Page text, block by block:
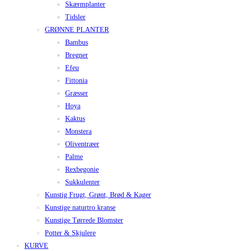
Skærmplanter
Tidsler
GRØNNE PLANTER
Bambus
Bregner
Efeu
Fittonia
Græsser
Hoya
Kaktus
Monstera
Oliventræer
Palme
Rexbegonie
Sukkulenter
Kunstig Frugt, Grønt, Brød & Kager
Kunstige naturtro kranse
Kunstige Tørrede Blomster
Potter & Skjulere
KURVE